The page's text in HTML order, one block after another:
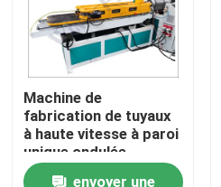
Maison
Produits
Au sujet de nous
Machine de
fabrication de tuyaux
à haute vitesse à paroi
unique ondulée
envoyer une